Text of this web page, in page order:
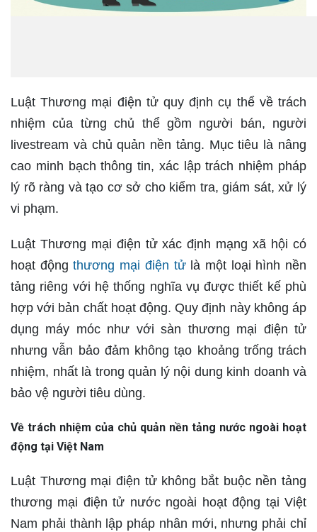
Luật Thương mại điện tử quy định cụ thể về trách
nhiệm của từng chủ thể gồm người bán, người
livestream và chủ quản nền tảng. Mục tiêu là nâng
cao minh bạch thông tin, xác lập trách nhiệm pháp
lý rõ ràng và tạo cơ sở cho kiểm tra, giám sát, xử lý
vi phạm.
Luật Thương mại điện tử xác định mạng xã hội có
hoạt độngthương mại điện tửlà một loại hình nền
tảng riêng với hệ thống nghĩa vụ được thiết kế phù
hợp với bản chất hoạt động. Quy định này không áp
dụng máy móc như với sàn thương mại điện tử
nhưng vẫn bảo đảm không tạo khoảng trống trách
nhiệm, nhất là trong quản lý nội dung kinh doanh và
bảo vệ người tiêu dùng.
Về trách nhiệm của chủ quản nền tảng nước ngoài hoạt
động tại Việt Nam
Luật Thương mại điện tử không bắt buộc nền tảng
thương mại điện tử nước ngoài hoạt động tại Việt
Nam phải thành lập pháp nhân mới, nhưng phải chỉ